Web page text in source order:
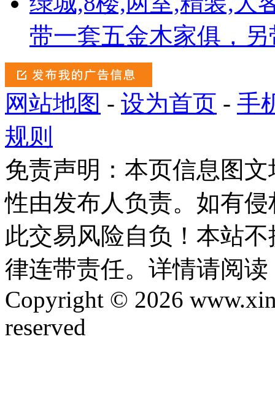
带一套五金木家俱，
网站地图 - 设为首页 - 手
规则
免责声明：本页信息图
性由发布人负责。如有
此交易风险自负！本站
律连带责任。详情请阅读
Copyright © 2026
reserved